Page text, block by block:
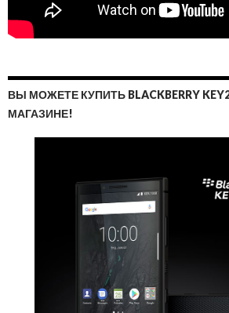
ВЫ МОЖЕТЕ КУПИТЬ BLACKBERRY
МАГАЗИНЕ!